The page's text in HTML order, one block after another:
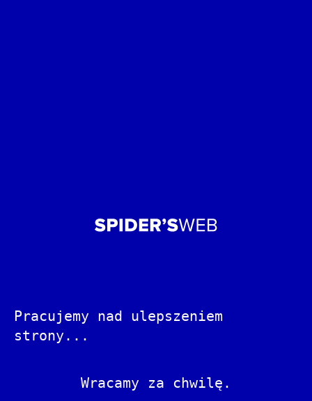
Pracujemy nad ulepszeniem
strony...
Wracamy za chwilę.